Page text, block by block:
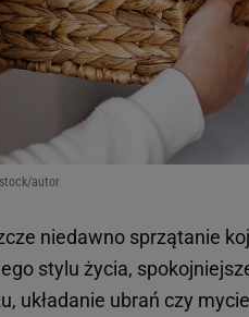
autor
niedawno sprzątanie
stylu życia,
układanie ubrań czy
informacji na
odbiorców i ulepszanie usług.